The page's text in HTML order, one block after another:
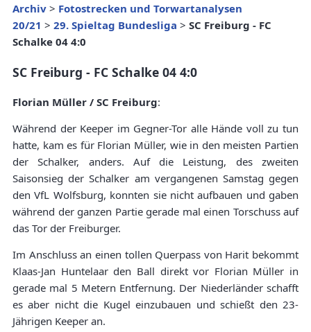
Archiv > Fotostrecken und Torwartanalysen
20/21 > 29. Spieltag Bundesliga > SC Freiburg - FC
Schalke 04 4:0
SC Freiburg - FC Schalke 04 4:0
Florian Müller / SC Freiburg:
Während der Keeper im Gegner-Tor alle Hände voll zu tun
hatte, kam es für Florian Müller, wie in den meisten Partien
der Schalker, anders. Auf die Leistung, des zweiten
Saisonsieg der Schalker am vergangenen Samstag gegen
den VfL Wolfsburg, konnten sie nicht aufbauen und gaben
während der ganzen Partie gerade mal einen Torschuss auf
das Tor der Freiburger.
Im Anschluss an einen tollen Querpass von Harit bekommt
Klaas-Jan Huntelaar den Ball direkt vor Florian Müller in
gerade mal 5 Metern Entfernung. Der Niederländer schafft
es aber nicht die Kugel einzubauen und schießt den 23-
Jährigen Keeper an.